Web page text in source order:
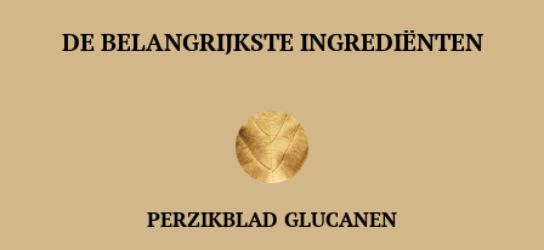
DE BELANGRIJKSTE INGREDIËNTEN
PERZIKBLAD GLUCANEN